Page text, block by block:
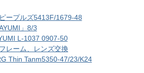
ープルズ5413F/1679-48
」8/3
L-1037 0907-50
レーム、レンズ交換
Thin Tanm5350-47/23/K24